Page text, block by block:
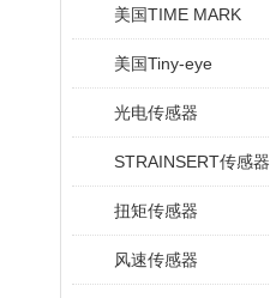
美国TIME MARK
美国Tiny-eye
光电传感器
STRAINSERT传感器
扭矩传感器
风速传感器